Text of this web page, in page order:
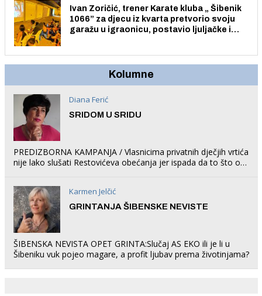
Ivan Zoričić, trener Karate kluba „ Šibenik
1066” za djecu iz kvarta pretvorio svoju
garažu u igraonicu, postavio ljuljačke i
Kolumne
Diana Ferić
SRIDOM U SRIDU
PREDIZBORNA KAMPANJA / Vlasnicima privatnih dječjih vrtića
nije lako slušati Restovićeva obećanja jer ispada da to što oni
Karmen Jelčić
GRINTANJA ŠIBENSKE NEVISTE
ŠIBENSKA NEVISTA OPET GRINTA:Slučaj AS EKO ili je li u
Šibeniku vuk pojeo magare, a profit ljubav prema životinjama?